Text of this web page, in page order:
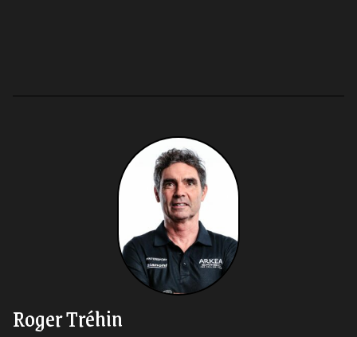
Roger Tréhin